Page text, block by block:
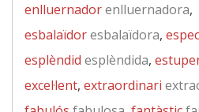
enlluernadorenlluernadora,
esbalaïdoresbalaïdora,
esplèndid esplèndida,
excel·lent, extraordinari